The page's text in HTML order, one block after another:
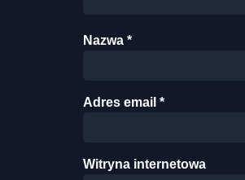
Nazwa *
Adres email *
Witryna internetowa